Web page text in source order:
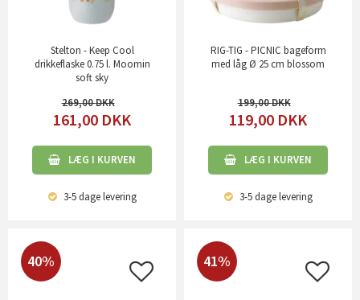
Stelton - Keep Cool
drikkeflaske 0.75 l. Moomin
soft sky
269,00
161,00 DKK
LÆG I KURVEN
3-5 dagelevering
RIG-TIG - PICNIC bageform
med låg Ø 25 cm blossom
199,00
119,00 DKK
LÆG I KURVEN
3-5 dagelevering
40% 41%